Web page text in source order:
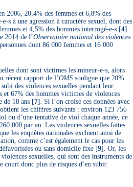
2006, 20,4% des femmes et 6,8% des
s à une agression à caractère sexuel, dont des
et 4,5% des hommes interrogé-e-s[4]
2014 de l’Observatoire national des violences
dont 86 000 femmes et 16 000
dont sont victimes les mineur-e-s, alors
récent rapport de l’OMSsouligne que 20%
des violences sexuelles pendant leur
et 67% des hommes victimes de violences
de 18 ans[7] . Si l’on croise ces données avec
les chiffres suivants : environ 123 756
ou d’une tentative de viol chaque année, ce
000 par an. Les violences sexuelles faites
les enquêtes nationales excluent ainsi de
comme c’est également le cas pour les
ou sans domicile fixe[9] . Or, les
sexuelles, qui sont des instruments de
donc plus de risques d’en subir.